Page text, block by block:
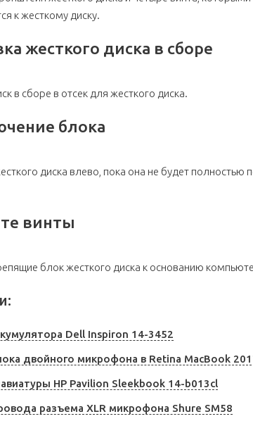
к жесткому диску.
жесткого диска в сборе
в сборе в отсек для жесткого диска.
блока
диска влево, пока она не будет полностью
винты
блок жесткого диска к основанию
Dell Inspiron 14-3452
двойного микрофона в Retina MacBook
HP Pavilion Sleekbook 14-b013cl
разъема XLR микрофона Shure SM58